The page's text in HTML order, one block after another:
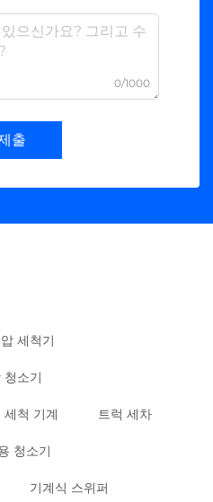
0/1000
출
세척기
청소기
세척 기계 트럭 세차
청소기
기계식 스위퍼